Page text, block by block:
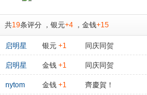
共19条评分 ， 银元+4 ， 金钱+15
启明星 银元 +1 同庆同贺
启明星 金钱 +1 同庆同贺
nytom 金钱 +1 齊慶賀！